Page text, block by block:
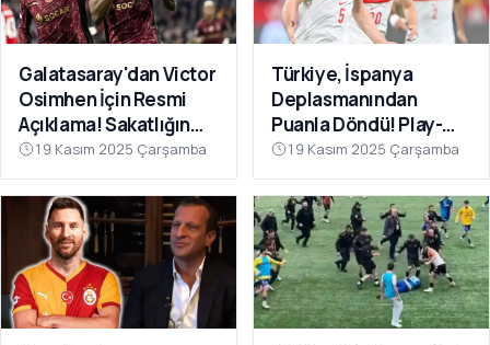
Galatasaray'dan Victor
Osimhen İçin Resmi
Açıklama! Sakatlığın
Son Durumu Belli Oldu
19 Kasım 2025 Çarşamba
Türkiye, İspanya
Deplasmanından
Puanla Döndü! Play-
Off Öncesi Moral: 2-2
19 Kasım 2025 Çarşamba